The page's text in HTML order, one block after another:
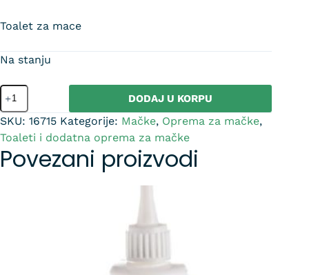
Toalet za mace
Na stanju
DODAJ U KORPU
SKU: 16715 Kategorije: Mačke, Oprema za mačke,
Toaleti i dodatna oprema za mačke
Povezani proizvodi